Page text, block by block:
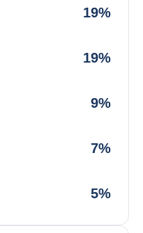
19%
19%
9%
7%
5%